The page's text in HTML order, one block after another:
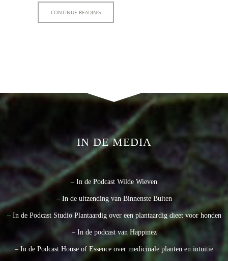
CONTINUE READING
IN DE MEDIA
– In de Podcast Wilde Wieven
– In de uitzending van Binnenste Buiten
– In de Podcast Studio Plantaardig over een plantaardig dieet voor honden
– In de podcast van Happinez
– In de Podcast House of Essence over medicinale planten en intuitie